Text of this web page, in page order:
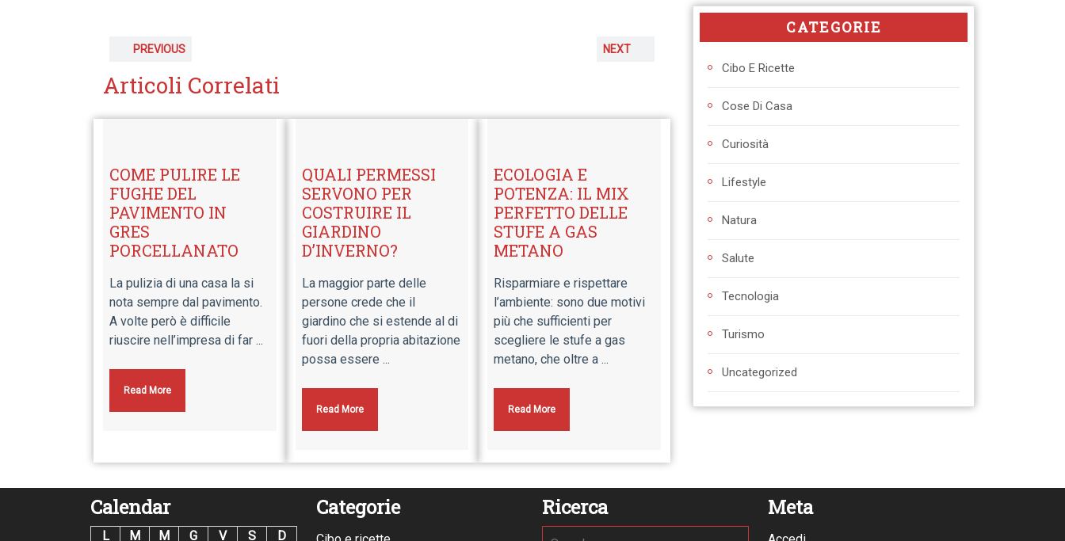
PREVIOUS NEXT
Articoli Correlati
COME PULIRE LE
FUGHE DEL
PAVIMENTO IN
GRES
PORCELLANATO
La pulizia di una casa la si
nota sempre dal pavimento.
A volte però è difficile
riuscire nell’impresa di far ...
Read More
QUALI PERMESSI
SERVONO PER
COSTRUIRE IL
GIARDINO
D’INVERNO?
La maggior parte delle
persone crede che il
giardino che si estende al di
fuori della propria abitazione
possa essere ...
Read More
ECOLOGIA E
POTENZA: IL MIX
PERFETTO DELLE
STUFE A GAS
METANO
Risparmiare e rispettare
l’ambiente: sono due motivi
più che sufficienti per
scegliere le stufe a gas
metano, che oltre a ...
Read More
CATEGORIE
Cibo E Ricette
Cose Di Casa
Curiosità
Lifestyle
Natura
Salute
Tecnologia
Turismo
Uncategorized
Calendar
L M M G V S D
Categorie Ricerca Meta